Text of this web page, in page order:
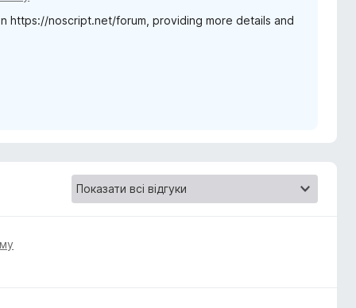
https://noscript.net/forum, providing more details and